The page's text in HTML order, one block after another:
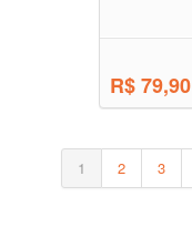
R$ 79,90
1 2 3